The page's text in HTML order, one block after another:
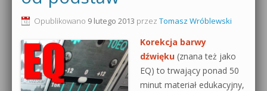
Produkcja muzyczna od podstaw
Sylenth1 od podstaw
Sound Forge od podstaw
0dB.pl - informacje
Newsletter
Materiały dla mediów
Opublikowano 9 lutego 2013 przez Tomasz Wróblewski
Korekcja barwy
dźwięku (znana też jako
EQ) to trwający ponad 50
minut materiał edukacyjny,